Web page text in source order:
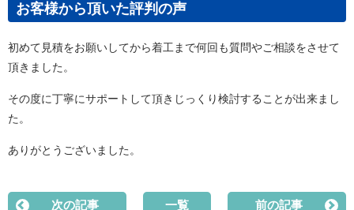
お客様から頂いた評判の声
初めて見積をお願いしてから着工まで何回も質問やご相談をさせて
頂きました。
その度に丁寧にサポートして頂きじっくり検討することが出来まし
た。
ありがとうございました。
次の記事 一覧 前の記事